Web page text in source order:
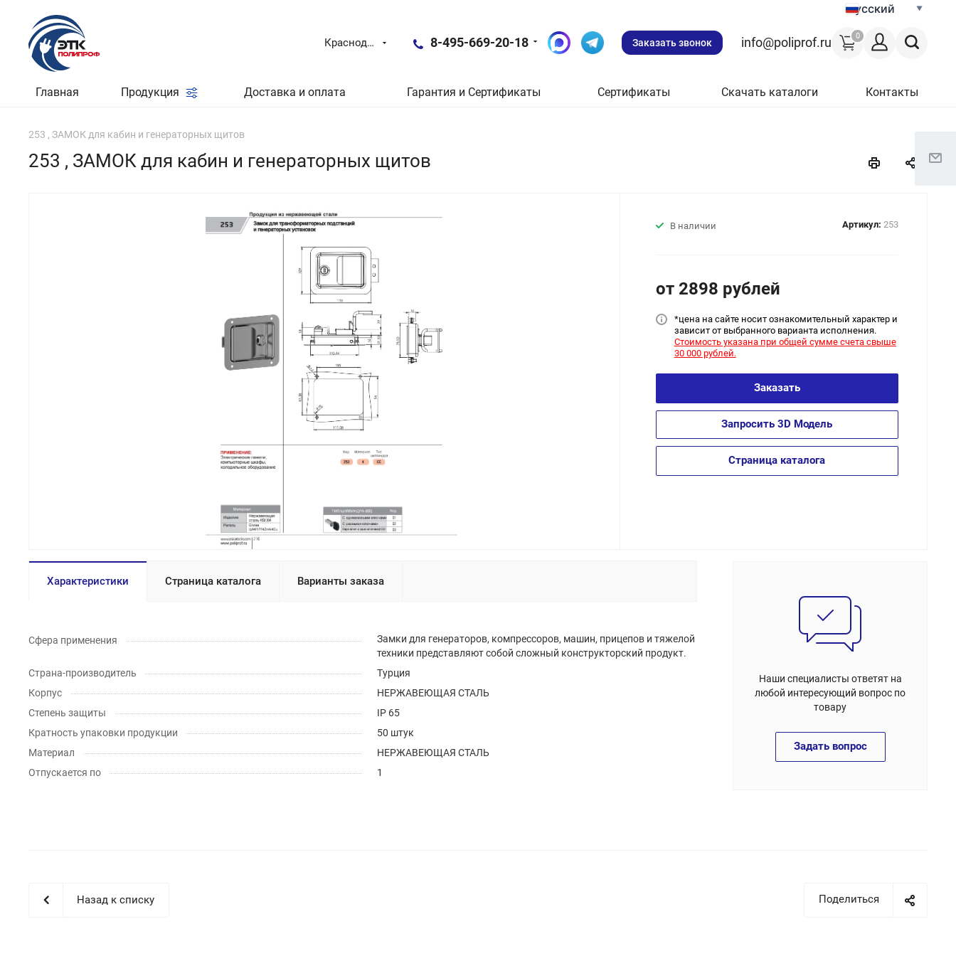
Русский
0
Краснодар 8-495-669-20-18 Заказать звонок info@poliprof.ru
Главная Продукция Доставка и оплата Гарантия и Сертификаты Сертификаты Скачать каталоги Контакты
253 , ЗАМОК для кабин и генераторных щитов
253 , ЗАМОК для кабин и генераторных щитов
В наличии Артикул: 253
от 2898 рублей
*цена на сайте носит ознакомительный характер и
зависит от выбранного варианта исполнения.
Стоимость указана при общей сумме счета свыше
30 000 рублей.
Заказать
Запросить 3D Модель
Страница каталога
Характеристики Страница каталога Варианты заказа
Сфера применения
Замки для генераторов, компрессоров, машин, прицепов и тяжелой
техники представляют собой сложный конструкторский продукт.
Страна-производитель
Турция
Корпус
НЕРЖАВЕЮЩАЯ СТАЛЬ
Степень защиты
IP 65
Кратность упаковки продукции
50 штук
Материал
НЕРЖАВЕЮЩАЯ СТАЛЬ
Отпускается по
1
Наши специалисты ответят на
любой интересующий вопрос по
товару
Задать вопрос
Поделиться
Назад к списку